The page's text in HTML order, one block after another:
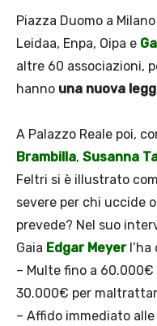
Piazza Duomo a
Leidaa, Enpa, Oipa e
altre 60 associazioni,
hanno una nuova
A Palazzo Reale poi,
Brambilla, Susanna
Feltri si è illustrato
severe per chi uccide
prevede? Nel suo
Gaia Edgar Meyerl’ha
– Multe fino a 60.000€
30.000€ per
– Affido immediato